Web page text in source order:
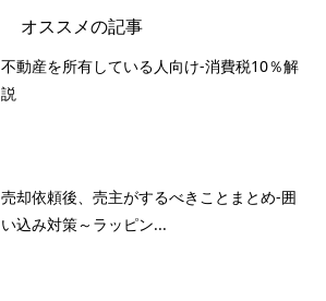
オススメの記事
不動産を所有している人向け-消費税10％解
説
売却依頼後、売主がするべきことまとめ-囲
い込み対策～ラッピン...